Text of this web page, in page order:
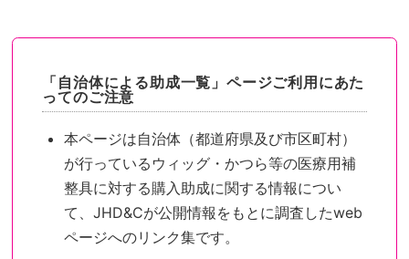
「自治体による助成一覧」ページご利用にあた
ってのご注意
本ページは自治体（都道府県及び市区町村）
が行っているウィッグ・かつら等の医療用補
整具に対する購入助成に関する情報につい
て、JHD&Cが公開情報をもとに調査したweb
ページへのリンク集です。